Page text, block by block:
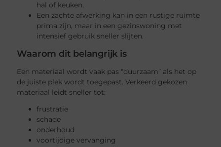
hal of keuken.
Een zachte afwerking kan in een rustige ruimte
prima zijn, maar in een gezinswoning met
intensief gebruik sneller slijten.
Waarom dit belangrijk is
Een materiaal wordt vaak pas “duurzaam” als het op
de juiste plek wordt toegepast. Verkeerd gekozen
materiaal leidt sneller tot:
frustratie
schade
onderhoud
voortijdige vervanging